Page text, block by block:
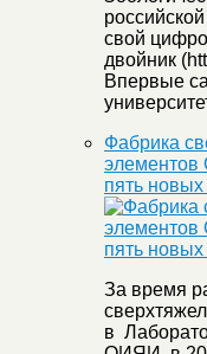
свой
двойник
Впервые
Фабрика
пять новых
За время
в